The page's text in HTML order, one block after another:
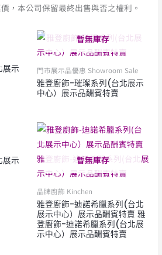
，本公司保留最終出售與否之權利。
示
暫無庫存
門市展示品優惠 Showroom Sale
雅登廚飾-璀璨系列(台北展示
中心）展示品酬賓特賣
示
暫無庫存
品牌廚飾 Kinchen
雅登廚飾-迪諾希臘系列(台北
展示中心）展示品酬賓特賣 雅
登廚飾-迪諾希臘系列(台北展
示中心）展示品酬賓特賣